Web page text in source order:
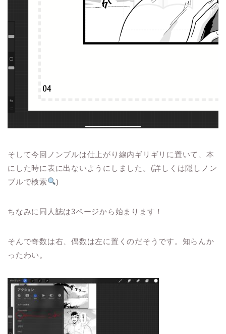
そして今回ノンブルは仕上がり線内ギリギリに置いて、本
にした時に表に出ないようにしました。(詳しくは隠しノン
ブルで検索
)
ちなみに同人誌は3ページから始まります！
そんで奇数は右、偶数は左に置くのだそうです。知らんか
ったわい。